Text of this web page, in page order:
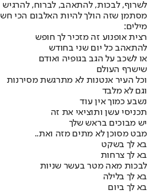
לשרוף, לבכות, להתאהב, לברוח, להרגיש
מסתמן שזה הולך להיות האלבום הכי
מילים:
רצית אופנוע זה מזכיר לך חופש
להתאהב כל יום שני בחודש
או לשכב על הגב בגופיה ואודם
שישרף העולם
וכל העיר אנטנות לא מתרגשת מסירנות
וגם לא מלבד
נשבע כמוך אין עוד
תכניסי עשן ותוציאי את זה
יש מבוכים בראש שלך
מבט מסוכן לא מתים מזה ואת..
בא לך בשקט
בא לך צרחות
לבכות מאה מטר בעשר שניות
בא לך בלילה
בא לך ביום